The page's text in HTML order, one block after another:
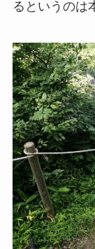
るというのは